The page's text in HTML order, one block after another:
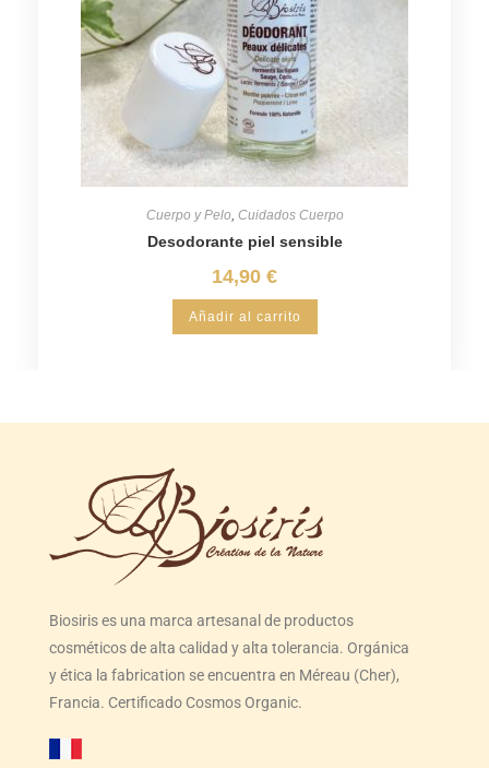
Cuerpo y Pelo, Cuidados Cuerpo
Desodorante piel sensible
14,90 €
Añadir al carrito
Biosiris es una marca artesanal de productos
cosméticos de alta calidad y alta tolerancia. Orgánica
y ética la fabrication se encuentra en Méreau (Cher),
Francia. Certificado Cosmos Organic.